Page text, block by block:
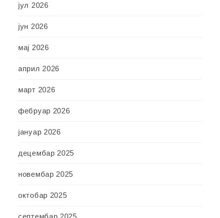
јул 2026
јун 2026
мај 2026
април 2026
март 2026
фебруар 2026
јануар 2026
децембар 2025
новембар 2025
октобар 2025
септембар 2025